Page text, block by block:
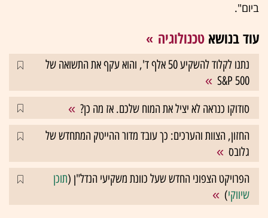
ביום".
עוד בנושא טכנולוגיה
נתנו לקלוד להשקיע 50 אלף ד', והוא עקף את התשואה של
S&P 500
סודוקו כנראה לא יציל את המוח שלכם. אז מה כן?
החזון, הצוות והערכים: כך עובד מדור ההייטק המתחדש של
גלובס
הפרויקט הצפוני החדש שעל כוונת משקיעי הנדל"ן (תוכן
שיווקי)